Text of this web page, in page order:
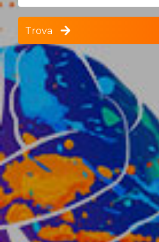
Trova